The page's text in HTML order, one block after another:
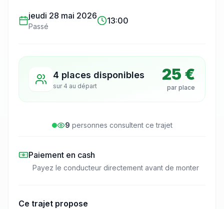
jeudi 28 mai 2026
Passé
13:00
4 places disponibles
sur 4 au départ
25 €
par place
9 personnes consultentce trajet
Paiement en cash
Payez le conducteur directement avant de monter
Ce trajet propose